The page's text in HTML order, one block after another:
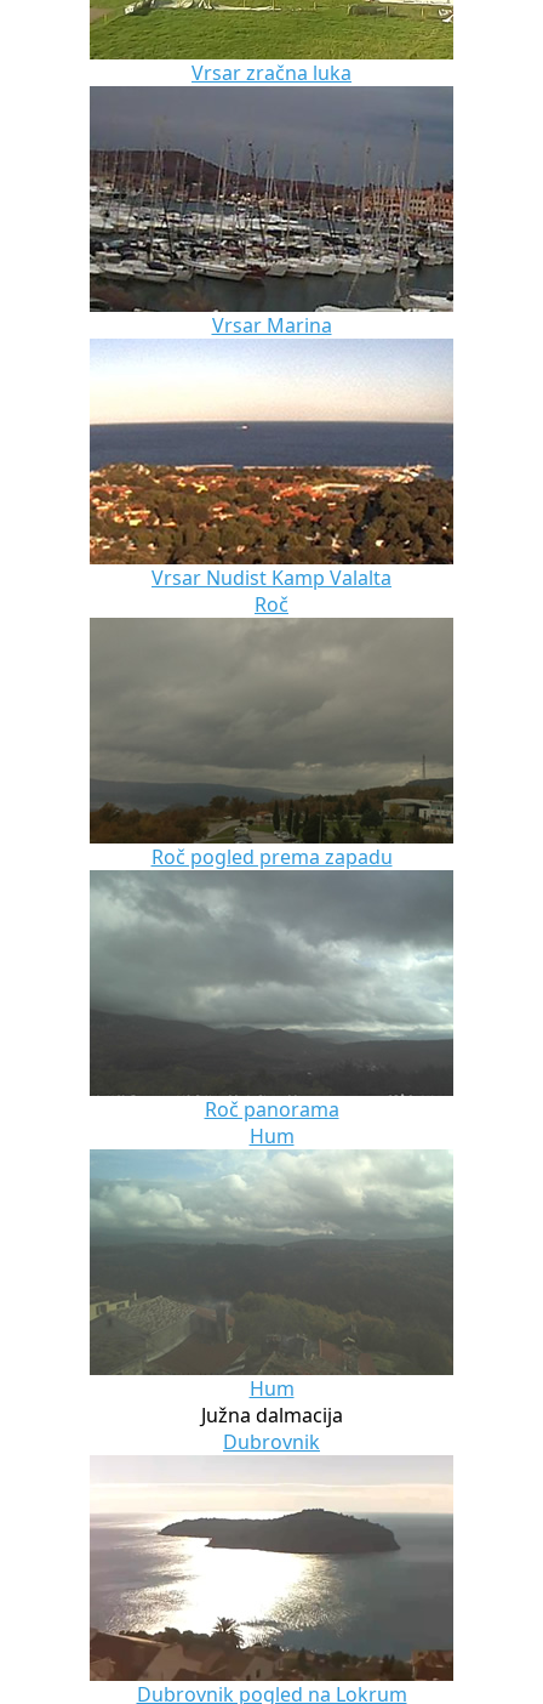
Vrsar zračna luka
Vrsar Marina
Vrsar Nudist Kamp Valalta
Roč
Roč pogled prema zapadu
Roč panorama
Hum
Hum
Južna dalmacija
Dubrovnik
Dubrovnik pogled na Lokrum